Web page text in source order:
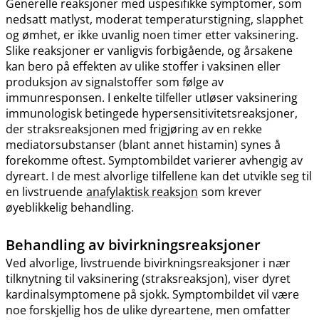
Generelle reaksjoner med uspesifikke symptomer, som
nedsatt matlyst, moderat temperaturstigning, slapphet
og ømhet, er ikke uvanlig noen timer etter vaksinering.
Slike reaksjoner er vanligvis forbigående, og årsakene
kan bero på effekten av ulike stoffer i vaksinen eller
produksjon av signalstoffer som følge av
immunresponsen. I enkelte tilfeller utløser vaksinering
immunologisk betingede hypersensitivitetsreaksjoner,
der straksreaksjonen med frigjøring av en rekke
mediatorsubstanser (blant annet histamin) synes å
forekomme oftest. Symptombildet varierer avhengig av
dyreart. I de mest alvorlige tilfellene kan det utvikle seg til
en livstruende anafylaktisk reaksjon som krever
øyeblikkelig behandling.
Behandling av bivirkningsreaksjoner
Ved alvorlige, livstruende bivirkningsreaksjoner i nær
tilknytning til vaksinering (straksreaksjon), viser dyret
kardinalsymptomene på sjokk. Symptombildet vil være
noe forskjellig hos de ulike dyreartene, men omfatter